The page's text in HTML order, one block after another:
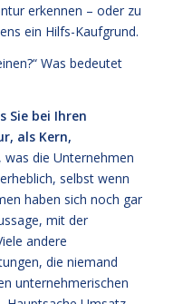
erkennen – oder zu
ein Hilfs-Kaufgrund.
Was bedeutet
Sie bei Ihren
als Kern,
was die Unternehmen
selbst wenn
haben sich noch gar
mit der
andere
die niemand
unternehmerischen